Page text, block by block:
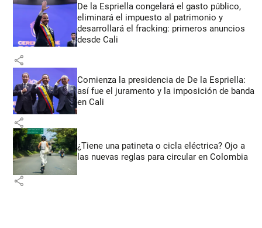
De la Espriella congelará el gasto público,
eliminará el impuesto al patrimonio y
desarrollará el fracking: primeros anuncios
desde Cali
share
Comienza la presidencia de De la Espriella:
así fue el juramento y la imposición de banda
en Cali
share
¿Tiene una patineta o cicla eléctrica? Ojo a
las nuevas reglas para circular en Colombia
share